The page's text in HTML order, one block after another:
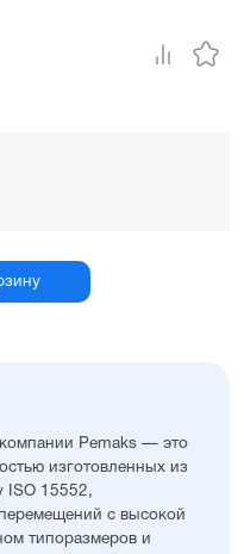
Pemaks — это
изготовленных из
ISO 15552,
с высокой
типоразмеров и